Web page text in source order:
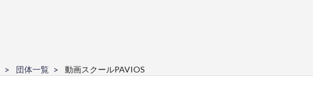
団体一覧 動画スクールPAVIOS